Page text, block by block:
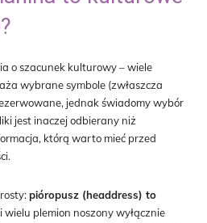
o szacunek kulturowy – wiele
wybrane symbole (zwłaszcza
jednak świadomy wybór
jest inaczej odbierany niż
którą warto mieć przed
pióropusz (headdress) to
wielu plemion noszony wyłącznie